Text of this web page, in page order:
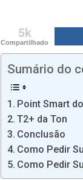
5k
Compartilhado
Sumário do
Point Smart
T2+ da Ton
Conclusão
Como Pedir
Como Pedir